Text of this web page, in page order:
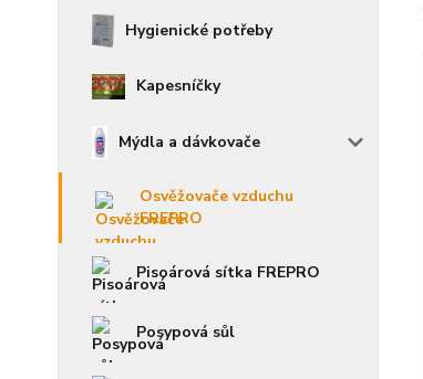
Hygienické potřeby
Kapesníčky
Mýdla a dávkovače
Osvěžovače vzduchu
FREPRO
Pisoárová sítka FREPRO
Posypová sůl